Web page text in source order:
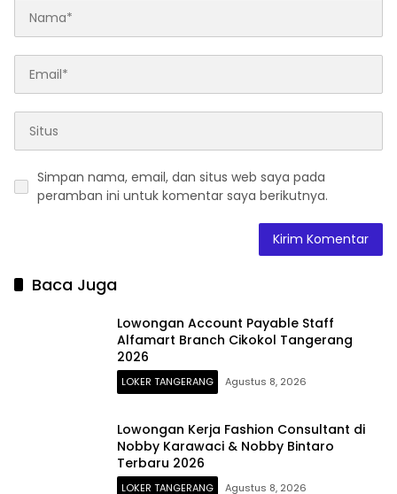
Simpan nama, email, dan situs web saya pada
peramban ini untuk komentar saya berikutnya.
Baca Juga
Lowongan Account Payable Staff
Alfamart Branch Cikokol Tangerang
2026
LOKER TANGERANG Agustus 8, 2026
Lowongan Kerja Fashion Consultant di
Nobby Karawaci & Nobby Bintaro
Terbaru 2026
LOKER TANGERANG Agustus 8, 2026